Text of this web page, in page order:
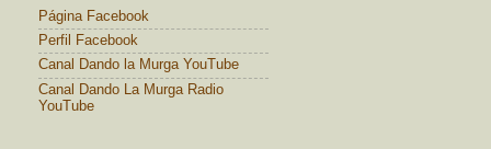
Página Facebook
Perfil Facebook
Canal Dando la Murga YouTube
Canal Dando La Murga Radio
YouTube